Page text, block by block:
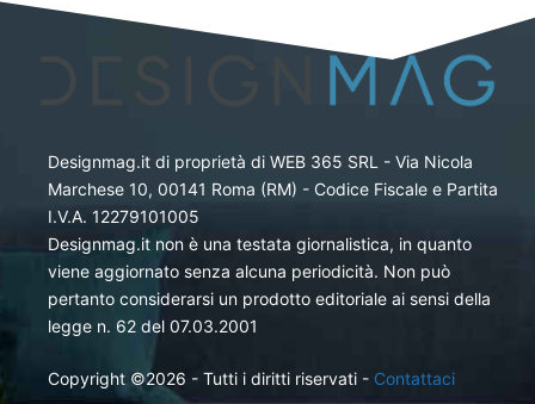
Designmag.it di proprietà di WEB 365 SRL - Via Nicola
Marchese 10, 00141 Roma (RM) - Codice Fiscale e Partita
I.V.A. 12279101005
Designmag.it non è una testata giornalistica, in quanto
viene aggiornato senza alcuna periodicità. Non può
pertanto considerarsi un prodotto editoriale ai sensi della
legge n. 62 del 07.03.2001
Copyright ©2026 - Tutti i diritti riservati - Contattaci